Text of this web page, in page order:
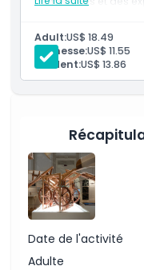
À savoir
Emplacement
Politique d'annulation
Adult:US$ 18.49
Jeunesse:US$ 11.55
Student:US$ 13.86
Date de l'activité
Adulte